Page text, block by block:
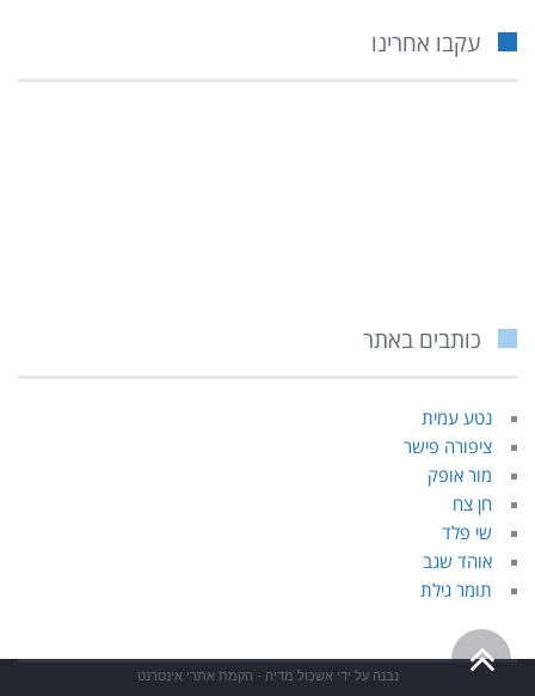
עקבו אחרינו
כותבים באתר
נטע עמית
ציפורה פישר
מור אופק
חן צח
שי פלד
אוהד שגב
תומר גילת
נבנה על ידיאשכול מדיה - הקמת אתרי אינטרנט גלילה